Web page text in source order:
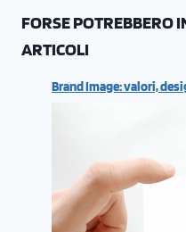
FORSE POTREBBERO
ARTICOLI
Brand Image: valori,